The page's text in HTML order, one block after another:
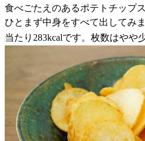
食べごたえのあるポテトチップス
ひとまず中身をすべて出してみ
当たり283kcalです。枚数はやや